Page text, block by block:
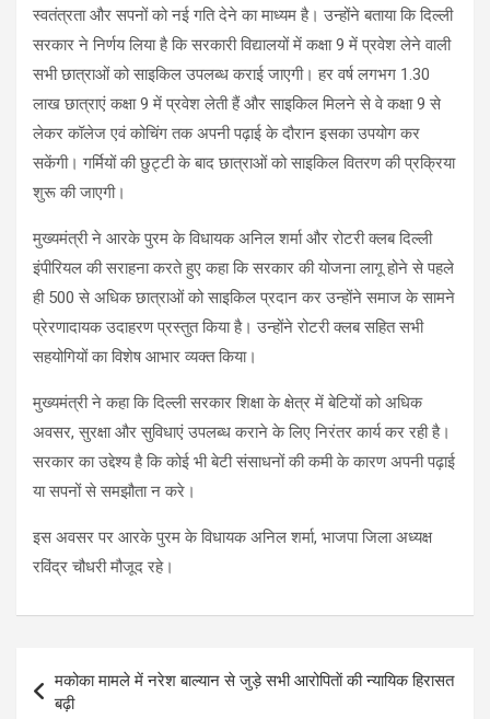
स्वतंत्रता और सपनों को नई गति देने का माध्यम है। उन्होंने बताया कि दिल्ली
सरकार ने निर्णय लिया है कि सरकारी विद्यालयों में कक्षा 9 में प्रवेश लेने वाली
सभी छात्राओं को साइकिल उपलब्ध कराई जाएगी। हर वर्ष लगभग 1.30
लाख छात्राएं कक्षा 9 में प्रवेश लेती हैं और साइकिल मिलने से वे कक्षा 9 से
लेकर कॉलेज एवं कोचिंग तक अपनी पढ़ाई के दौरान इसका उपयोग कर
सकेंगी। गर्मियों की छुट्टी के बाद छात्राओं को साइकिल वितरण की प्रक्रिया
शुरू की जाएगी।
मुख्यमंत्री ने आरके पुरम के विधायक अनिल शर्मा और रोटरी क्लब दिल्ली
इंपीरियल की सराहना करते हुए कहा कि सरकार की योजना लागू होने से पहले
ही 500 से अधिक छात्राओं को साइकिल प्रदान कर उन्होंने समाज के सामने
प्रेरणादायक उदाहरण प्रस्तुत किया है। उन्होंने रोटरी क्लब सहित सभी
सहयोगियों का विशेष आभार व्यक्त किया।
मुख्यमंत्री ने कहा कि दिल्ली सरकार शिक्षा के क्षेत्र में बेटियों को अधिक
अवसर, सुरक्षा और सुविधाएं उपलब्ध कराने के लिए निरंतर कार्य कर रही है।
सरकार का उद्देश्य है कि कोई भी बेटी संसाधनों की कमी के कारण अपनी पढ़ाई
या सपनों से समझौता न करे।
इस अवसर पर आरके पुरम के विधायक अनिल शर्मा, भाजपा जिला अध्यक्ष
रविंद्र चौधरी मौजूद रहे।
navigation
मकोका मामले में नरेश बाल्यान से जुड़े सभी आरोपिताें की न्यायिक हिरासत
बढ़ी